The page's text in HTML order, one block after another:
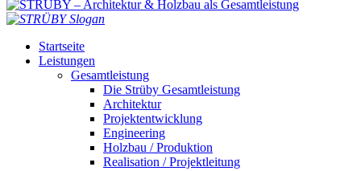
Startseite
Leistungen
Gesamtleistung
Die Strüby Gesamtleistung
Architektur
Projektentwicklung
Engineering
Holzbau / Produktion
Realisation / Projektleitung